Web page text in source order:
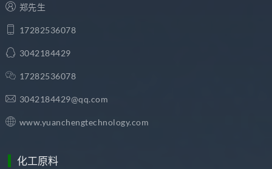
郑先生
17282536078
3042184429
17282536078
3042184429@qq.com
www.yuanchengtechnology.com
化工原料